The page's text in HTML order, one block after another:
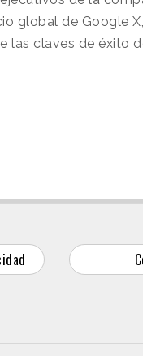
global de Google X,
las claves de éxito